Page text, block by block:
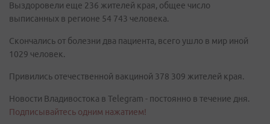
Выздоровели еще 236 жителей края, общее число
выписанных в регионе 54 743 человека.
Скончались от болезни два пациента, всего ушло в мир иной
1029 человек.
Привились отечественной вакциной 378 309 жителей края.
Новости Владивостока в Telegram - постоянно в течение дня.
Подписывайтесь одним нажатием!